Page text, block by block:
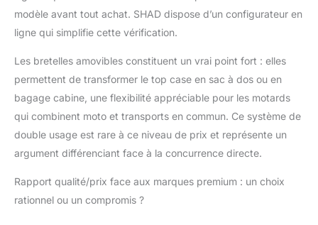
modèle avant tout achat. SHAD dispose d’un configurateur en
ligne qui simplifie cette vérification.
Les bretelles amovibles constituent un vrai point fort : elles
permettent de transformer le top case en sac à dos ou en
bagage cabine, une flexibilité appréciable pour les motards
qui combinent moto et transports en commun. Ce système de
double usage est rare à ce niveau de prix et représente un
argument différenciant face à la concurrence directe.
Rapport qualité/prix face aux marques premium : un choix
rationnel ou un compromis ?